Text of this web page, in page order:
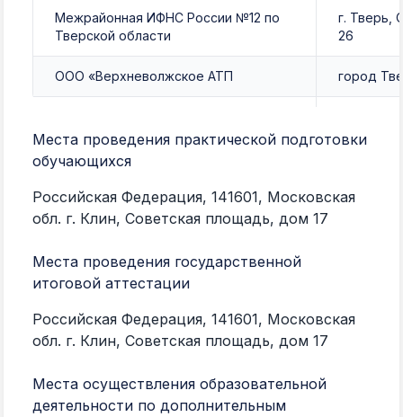
Межрайонная ИФНС России №12 по
Тверской области
г. Тверь,
26
ООО «Верхневолжское АТП город
строение
Места проведения практической подготовки
обучающихся
Российская Федерация, 141601, Московская
обл. г. Клин, Советская площадь, дом 17
Места проведения государственной
итоговой аттестации
Российская Федерация, 141601, Московская
обл. г. Клин, Советская площадь, дом 17
Места осуществления образовательной
деятельности по дополнительным